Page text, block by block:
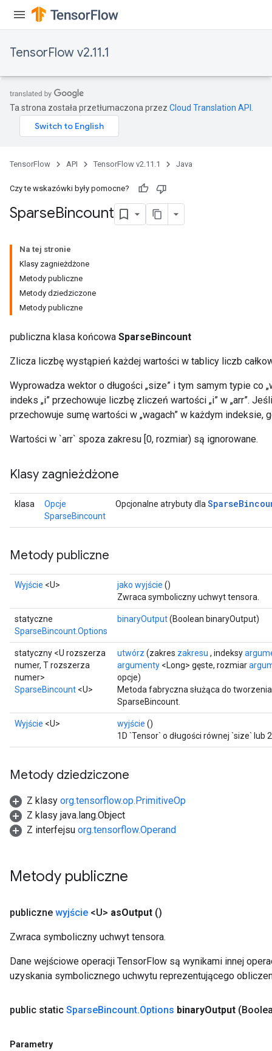
TensorFlow v2.11.1
Ta strona została przetłumaczona przez Cloud Translation API
TensorFlow API TensorFlow v2.11.1 Java
Czy te wskazówki były pomocne?
SparseBincount
Na tej stronie
Klasy zagnieżdżone
Metody publiczne
Metody dziedziczone
Metody publiczne
publiczna klasa końcowa SparseBincount
Zlicza liczbę wystąpień każdej wartości w tablicy liczb
Wyprowadza wektor o długości „size” i tym samym typie co
indeks „i” przechowuje liczbę zliczeń wartości „i” w „arr”.
przechowuje sumę wartości w „wagach” w każdym indeksie,
Wartości w `arr` spoza zakresu [0, rozmiar) są ignorowane.
Klasy zagnieżdżone
klasa
Opcje
SparseBincount
Opcjonalne atrybuty dla Sparse
Metody publiczne
Wyjście <U> jako wyjście ()
Zwraca symboliczny uchwyt tensora.
statyczne
SparseBincount.Options
binaryOutput(Boolean binaryOutput)
statyczny <U rozszerza
numer, T rozszerza
numer>
SparseBincount <U>
utwórz (zakres zakresu , indeksy
argumenty <Long> gęste, rozmiar
opcje)
Metoda fabryczna służąca do
SparseBincount.
Wyjście <U> wyjście ()
1D `Tensor` o długości równej `size` lub
Metody dziedziczone
Z klasy org.tensorflow.op.PrimitiveOp
Z klasy java.lang.Object
Z interfejsu org.tensorflow.Operand
Metody publiczne
publiczne wyjście <U> asOutput ()
Zwraca symboliczny uchwyt tensora.
Dane wejściowe operacji TensorFlow są wynikami innej
uzyskania symbolicznego uchwytu reprezentującego
public static SparseBincount.Options binaryOutput
Parametry